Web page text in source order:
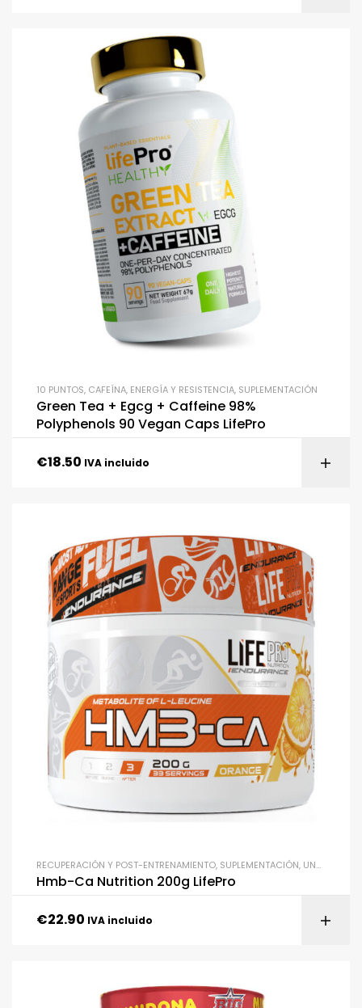
10 PUNTOS, CAFEÍNA, ENERGÍA Y RESISTENCIA, SUPLEMENTACIÓN
Green Tea + Egcg + Caffeine 98%
Polyphenols 90 Vegan Caps LifePro
€18.50 IVA incluido
RECUPERACIÓN Y POST-ENTRENAMIENTO, SUPLEMENTACIÓN, UNCATEGORIZED
Hmb-Ca Nutrition 200g LifePro
€22.90 IVA incluido